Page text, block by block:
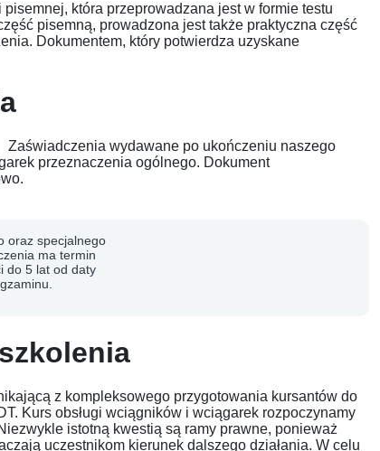
która przeprowadzana jest w formie testu
pisemną, prowadzona jest także praktyczna część
Dokumentem, który potwierdza uzyskane
wydawane po ukończeniu naszego
przeznaczenia ogólnego. Dokument
oraz specjalnego
ma termin
do 5 lat od daty
z kompleksowego przygotowania kursantów do
Kurs obsługi wciągników i wciągarek rozpoczynamy
istotną kwestią są ramy prawne, ponieważ
uczestnikom kierunek dalszego działania. W celu